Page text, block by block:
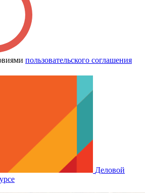
пользовательского соглашения
Деловой